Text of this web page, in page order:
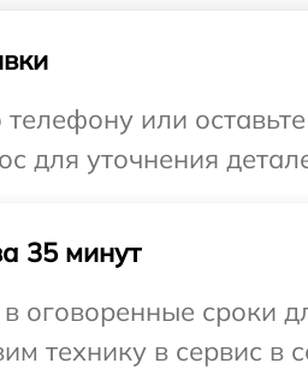
или
для уточнения
35 минут
оговоренные сроки
технику в сервис в